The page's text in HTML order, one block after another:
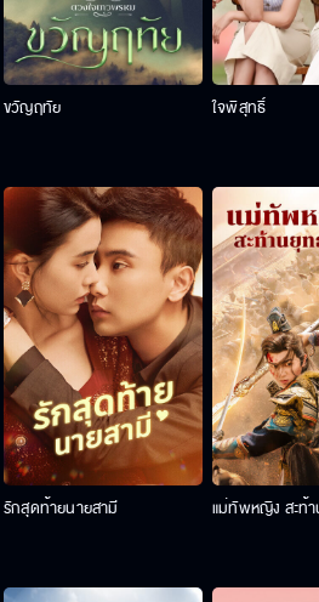
ขวัญฤทัย ใจพิสุทธิ์
รักสุดท้ายนายสามี แม่ทัพหญิง สะท้